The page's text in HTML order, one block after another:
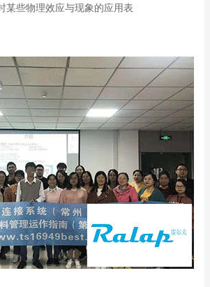
某些物理效应与现象的应用表